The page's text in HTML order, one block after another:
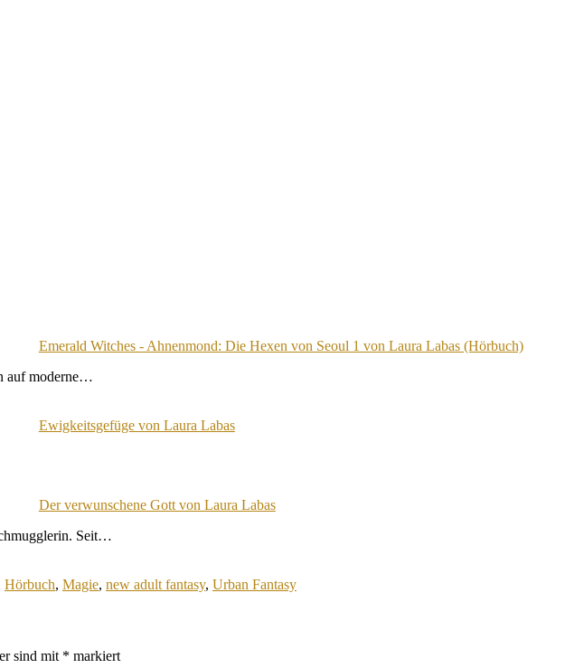
Emerald Witches - Ahnenmond: Die Hexen von Seoul 1 von Laura Labas (Hörbuch)
auf moderne…
Ewigkeitsgefüge von Laura Labas
Der verwunschene Gott von Laura Labas
Seit…
Hörbuch, Magie, new adult fantasy, Urban Fantasy
sind mit * markiert